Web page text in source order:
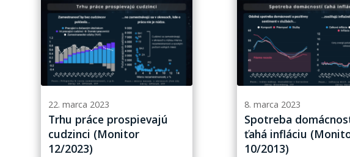
22. marca 2023
Trhu práce prospievajú
cudzinci (Monitor
12/2023)
8. marca 2023
Spotreba
ťahá infláciu
10/2013)